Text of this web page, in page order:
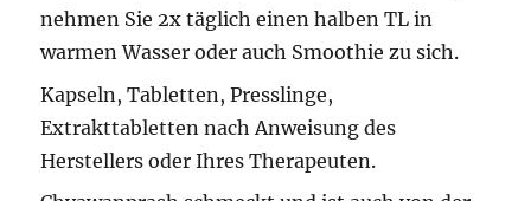
nehmen Sie 2x täglich einen halben TL in
warmen Wasser oder auch Smoothie zu sich.
Kapseln, Tabletten, Presslinge,
Extrakttabletten nach Anweisung des
Herstellers oder Ihres Therapeuten.